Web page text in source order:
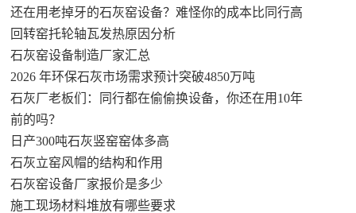
还在用老掉牙的石灰窑设备？难怪你的成本比同行高
回转窑托轮轴瓦发热原因分析
石灰窑设备制造厂家汇总
2026 年环保石灰市场需求预计突破4850万吨
石灰厂老板们：同行都在偷偷换设备，你还在用10年
前的吗？
日产300吨石灰竖窑窑体多高
石灰立窑风帽的结构和作用
石灰窑设备厂家报价是多少
施工现场材料堆放有哪些要求